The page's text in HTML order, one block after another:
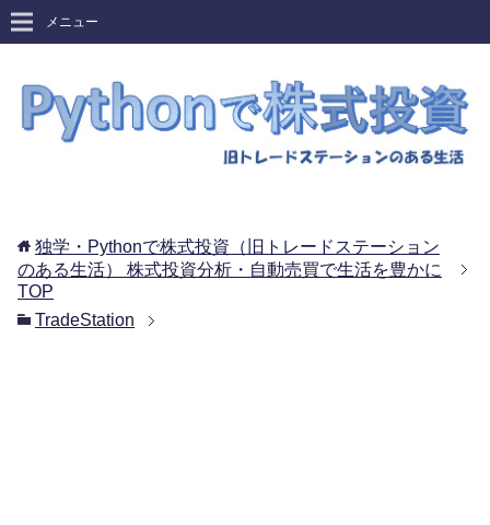
メニュー
独学・Pythonで株式投資（旧トレードステーション
のある生活） 株式投資分析・自動売買で生活を豊かに
TOP
TradeStation